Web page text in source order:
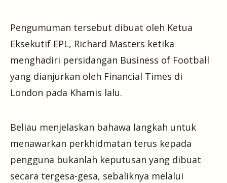
Pengumuman tersebut dibuat oleh Ketua
Eksekutif EPL, Richard Masters ketika
menghadiri persidangan Business of Football
yang dianjurkan oleh Financial Times di
London pada Khamis lalu.
Beliau menjelaskan bahawa langkah untuk
menawarkan perkhidmatan terus kepada
pengguna bukanlah keputusan yang dibuat
secara tergesa-gesa, sebaliknya melalui